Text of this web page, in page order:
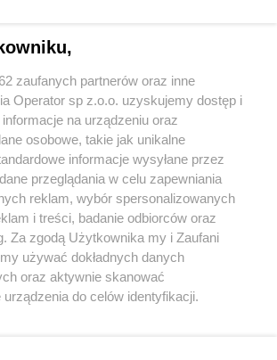
lokalnych
prywatności regulamin korzystania z portali
Skontaktuj się z nami
Kontakt
Wydawca
Redakcja
zaufanych partnerów oraz inne
Operator sp z.o.o. uzyskujemy dostęp i
na urządzeniu oraz
osobowe, takie jak unikalne
informacje wysyłane przez
przeglądania w celu zapewniania
reklam, wybór spersonalizowanych
i treści, badanie odbiorców oraz
Za zgodą Użytkownika my i Zaufani
używać dokładnych danych
oraz aktywnie skanować
do celów identyfikacji.